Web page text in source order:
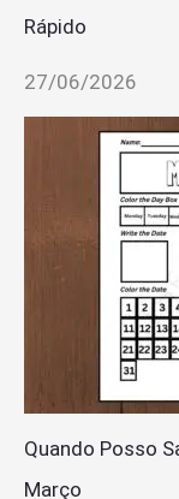
Rápido
27/06/2026
Quando Posso
Março